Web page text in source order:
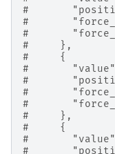
#
#
#
#     },
#     {
#
#
#
#
#     },
#     {
#
#